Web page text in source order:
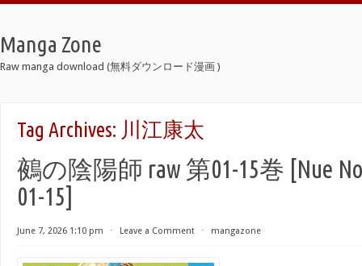
Manga Zone
Raw manga download (無料ダウンロード漫画 )
Tag Archives: 川江康太
鵺の陰陽師 raw 第01-15巻 [Nue
01-15]
June 7, 2026 1:10 pm ⋅ Leave a Comment ⋅ mangazone